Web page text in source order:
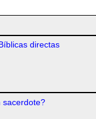
directas
sacerdote?